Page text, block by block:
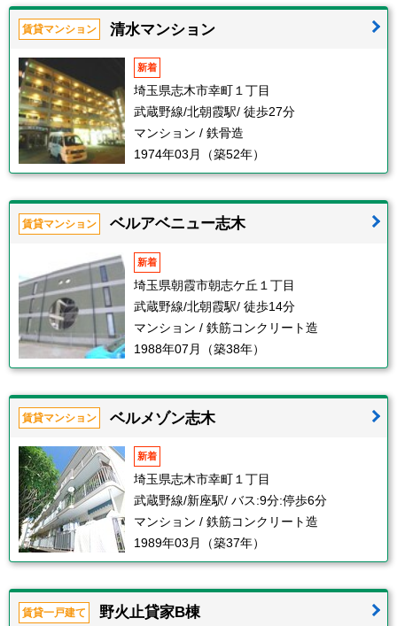
賃貸マンション 清水マンション
新着
埼玉県志木市幸町１丁目
武蔵野線/北朝霞駅/ 徒歩27分
マンション / 鉄骨造
1974年03月（築52年）
賃貸マンション ベルアベニュー志木
新着
埼玉県朝霞市朝志ケ丘１丁目
武蔵野線/北朝霞駅/ 徒歩14分
マンション / 鉄筋コンクリート造
1988年07月（築38年）
賃貸マンション ベルメゾン志木
新着
埼玉県志木市幸町１丁目
武蔵野線/新座駅/ バス:9分:停歩6分
マンション / 鉄筋コンクリート造
1989年03月（築37年）
賃貸一戸建て 野火止貸家B棟